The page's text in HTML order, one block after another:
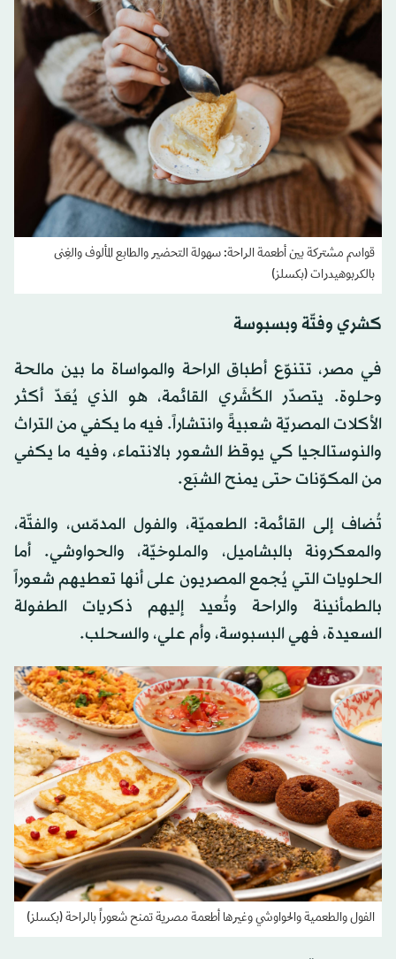
قواسم مشتركة بين أطعمة الراحة: سهولة التحضير والطابع المألوف والغِنى
بالكربوهيدرات (بكسلز)
كشري وفتّة وبسبوسة
في مصر، تتنوّع أطباق الراحة والمواساة ما بين مالحة
وحلوة. يتصدّر الكُشَري القائمة، هو الذي يُعَدّ أكثر
الأكلات المصريّة شعبيةً وانتشاراً. فيه ما يكفي من التراث
والنوستالجيا كي يوقظ الشعور بالانتماء، وفيه ما يكفي
من المكوّنات حتى يمنح الشبَع.
تُضاف إلى القائمة: الطعميّة، والفول المدمّس، والفتّة،
والمعكرونة بالبشاميل، والملوخيّة، والحواوشي. أما
الحلويات التي يُجمع المصريون على أنها تعطيهم شعوراً
بالطمأنينة والراحة وتُعيد إليهم ذكريات الطفولة
السعيدة، فهي البسبوسة، وأم علي، والسحلب.
الفول والطعمية والحواوشي وغيرها أطعمة مصرية تمنح شعوراً بالراحة (بكسلز)